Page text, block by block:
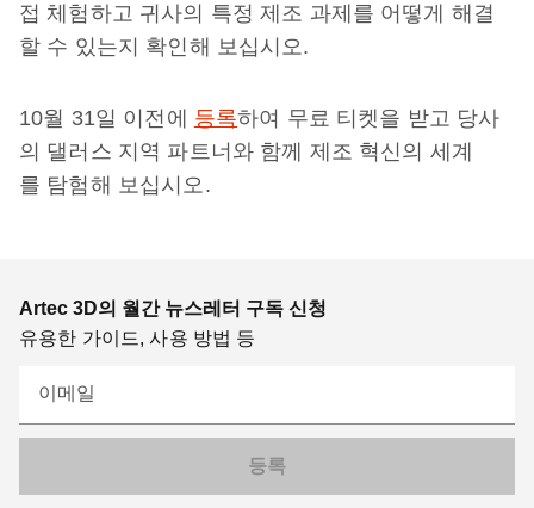
접 체험하고 귀사의 특정 제조 과제를 어떻게 해결
할 수 있는지 확인해 보십시오.
10월 31일 이전에 등록하여 무료 티켓을 받고 당사
의 댈러스 지역 파트너와 함께 제조 혁신의 세계
를 탐험해 보십시오.
Artec 3D의 월간 뉴스레터 구독 신청
유용한 가이드, 사용 방법 등
이메일